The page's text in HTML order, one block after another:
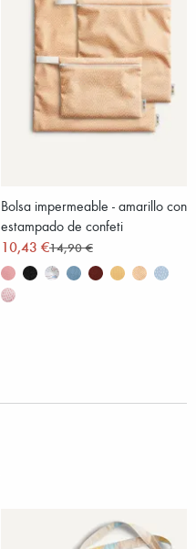
Bolsa impermeable - amarillo con
estampado de confeti
10,43 €14,90 €